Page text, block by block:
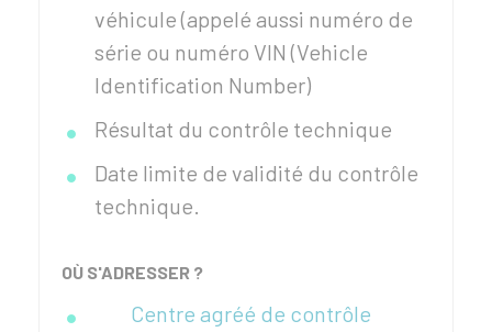
véhicule (appelé aussi numéro de
série ou numéro VIN (Vehicle
Identification Number)
Résultat du contrôle technique
Date limite de validité du contrôle
technique.
OÙ S'ADRESSER ?
Centre agréé de contrôle